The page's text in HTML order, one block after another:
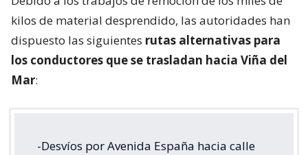
kilos de material desprendido, las autoridades han
dispuesto las siguientes rutas alternativas para
los conductores que se trasladan hacia Viña del
Mar:
-Desvíos por Avenida España hacia calle